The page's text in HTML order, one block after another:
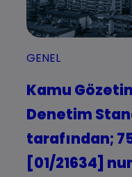
GENEL
Kamu
Denetim
tarafından;
[01/21634]